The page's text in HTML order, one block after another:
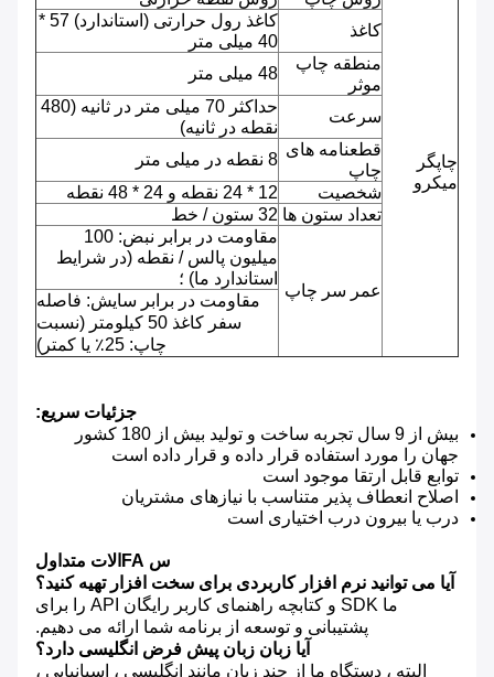
چاپگر
میکرو
کاغذ
کاغذ رول حرارتی (استاندارد) 57 *
40 میلی متر
منطقه چاپ
موثر
48 میلی متر
سرعت
حداکثر 70 میلی متر در ثانیه (480
نقطه در ثانیه)
قطعنامه های
چاپ
8 نقطه در میلی متر
شخصیت
12 * 24 نقطه و 24 * 48 نقطه
تعداد ستون ها 32 ستون / خط
عمر سر چاپ
مقاومت در برابر نبض: 100
میلیون پالس / نقطه (در شرایط
استاندارد ما) ؛
مقاومت در برابر سایش: فاصله
سفر کاغذ 50 کیلومتر (نسبت
چاپ: 25٪ یا کمتر)
جزئیات سریع:
بیش از 9 سال تجربه ساخت و تولید بیش از 180 کشور
جهان را مورد استفاده قرار داده و قرار داده است
توابع قابل ارتقا موجود است
اصلاح انعطاف پذیر متناسب با نیازهای مشتریان
درب یا بیرون درب اختیاری است
س FAالات متداول
آیا می توانید نرم افزار کاربردی برای سخت افزار تهیه کنید؟
ما SDK و کتابچه راهنمای کاربر رایگان API را برای
پشتیبانی و توسعه از برنامه شما ارائه می دهیم.
آیا زبان زبان پیش فرض انگلیسی دارد؟
البته ، دستگاه ما از چند زبان مانند انگلیسی ، اسپانیایی ،